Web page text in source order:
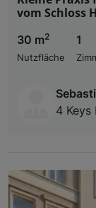
vom Schloss
30 m2
Nutzfläche
1
4 Keys